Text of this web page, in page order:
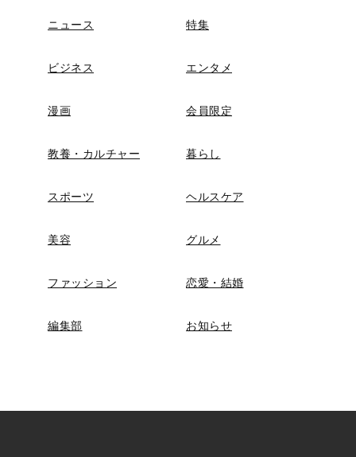
ニュース 特集
ビジネス エンタメ
漫画 会員限定
教養・カルチャー 暮らし
スポーツ ヘルスケア
美容 グルメ
ファッション 恋愛・結婚
編集部 お知らせ